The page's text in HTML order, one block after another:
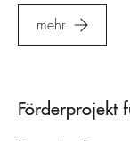
mehr
Förderprojekt